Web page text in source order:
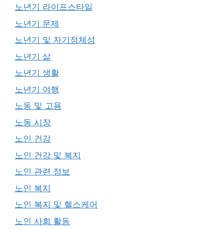
노년기 라이프스타일
노년기 문제
노년기 및 자기정체성
노년기 삶
노년기 생활
노년기 여행
노동 및 고용
노동 시장
노인 건강
노인 건강 및 복지
노인 관련 정보
노인 복지
노인 복지 및 헬스케어
노인 사회 활동